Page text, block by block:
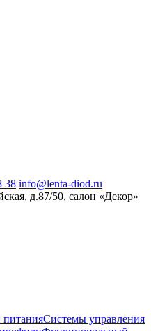
38 info@lenta-diod.ru
д.87/50, салон «Декор»
Системы управления